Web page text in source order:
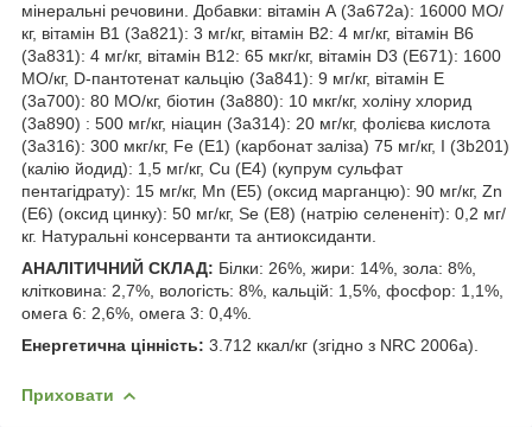
мінеральні речовини. Добавки: вітамін А (3а672а): 16000 МО/
кг, вітамін В1 (3а821): 3 мг/кг, вітамін В2: 4 мг/кг, вітамін В6
(3а831): 4 мг/кг, вітамін В12: 65 мкг/кг, вітамін D3 (E671): 1600
МО/кг, D-пантотенат кальцію (3a841): 9 мг/кг, вітамін Е
(3a700): 80 МО/кг, біотин (3a880): 10 мкг/кг, холіну хлорид
(3a890) : 500 мг/кг, ніацин (3a314): 20 мг/кг, фолієва кислота
(3a316): 300 мкг/кг, Fe (E1) (карбонат заліза) 75 мг/кг, I (3b201)
(калію йодид): 1,5 мг/кг, Cu (E4) (купрум сульфат
пентагідрату): 15 мг/кг, Mn (E5) (оксид марганцю): 90 мг/кг, Zn
(E6) (оксид цинку): 50 мг/кг, Se (E8) (натрію селененіт): 0,2 мг/
кг. Натуральні консерванти та антиоксиданти.
АНАЛІТИЧНИЙ СКЛАД: Білки: 26%, жири: 14%, зола: 8%,
клітковина: 2,7%, вологість: 8%, кальцій: 1,5%, фосфор: 1,1%,
омега 6: 2,6%, омега 3: 0,4%.
Енергетична цінність: 3.712 ккал/кг (згідно з NRC 2006а).
Приховати